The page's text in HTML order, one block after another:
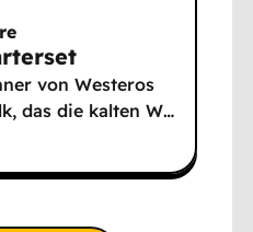
von Westeros
das die kalten W…